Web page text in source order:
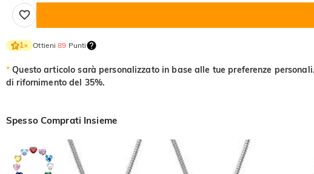
1× Ottieni89 Punti
* Questo articolo sarà personalizzato in base alle tue preferenze
di rifornimento del 35%.
Spesso Comprati Insieme